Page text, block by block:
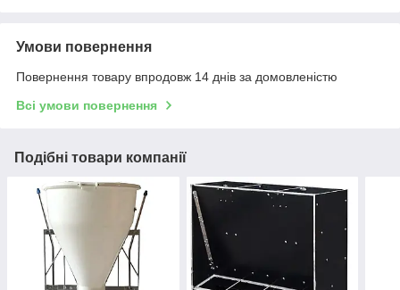
Умови повернення
Повернення товару впродовж 14 днів за домовленістю
Всі умови повернення
Подібні товари компанії